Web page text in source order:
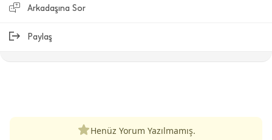
Arkadaşına Sor
Paylaş
Henüz Yorum Yazılmamış.